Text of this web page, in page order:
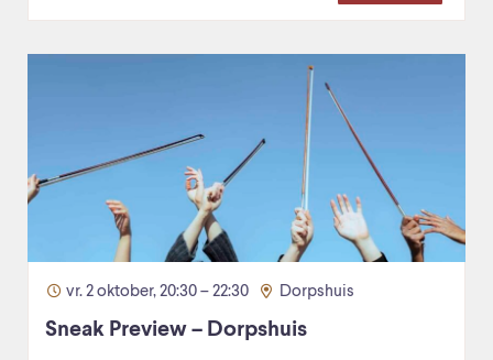
vr. 2 oktober, 20:30 – 22:30 Dorpshuis
Sneak Preview – Dorpshuis